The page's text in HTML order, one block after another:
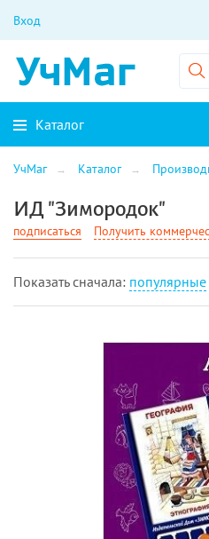
Вход
Каталог
УчМаг Каталог
ИД "Зимородок"
подписаться Получить
Показать cначала: популярные